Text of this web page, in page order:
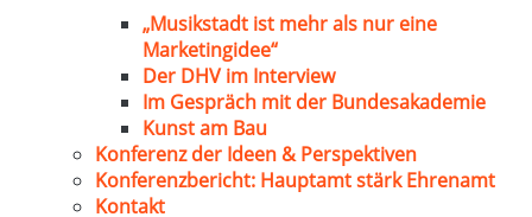
„Musikstadt ist mehr als nur eine
Marketingidee“
Der DHV im Interview
Im Gespräch mit der Bundesakademie
Kunst am Bau
Konferenz der Ideen & Perspektiven
Konferenzbericht: Hauptamt stärk Ehrenamt
Kontakt